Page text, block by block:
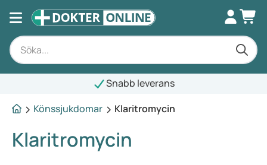
Snabb leverans
Könssjukdomar
Klaritromycin
Klaritromycin